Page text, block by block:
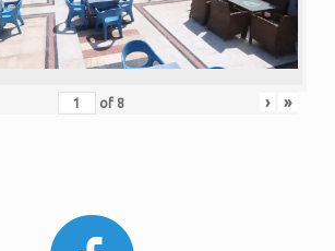
of 8 › »